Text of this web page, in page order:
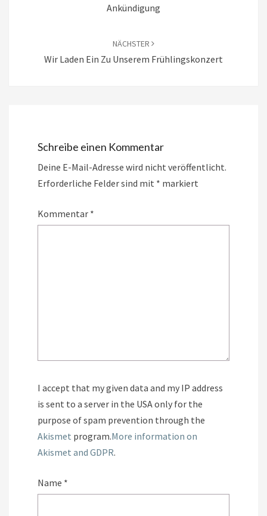
Ankündigung
NÄCHSTER
Wir Laden Ein Zu Unserem Frühlingskonzert
Schreibe einen Kommentar
Deine E-Mail-Adresse wird nicht veröffentlicht.
Erforderliche Felder sind mit * markiert
Kommentar *
I accept that my given data and my IP address
is sent to a server in the USA only for the
purpose of spam prevention through the
Akismet program.More information on
Akismet and GDPR.
Name *